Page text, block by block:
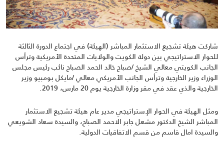
شاركت هيئة تشجيع الاستثمار المباشر (الهيئة) في اجتماع الدورة الثالثة
للحوار الاستراتيجي بين دولة الكويت والولايات المتحدة الأمريكية وترأس
الجانب الكويتي معالي الشيخ /صباح خالد الحمد الصباح نائب رئيس مجلس
الوزراء وزير الخارجية وترأس الجانب الأمريكي معالي /مايكل بومبيو وزير
الخارجية والذي عقد في مقر وزارة الخارجية يوم 20 مارس، 2019.
ومثل الهيئة في الحوار الإستراتيجي مدير عام هيئة تشجيع الاستثمار
المباشر الشيخ الدكتور مشعل جابر الاحمد الصباح، والسيدة سعاد الشويعي
والسيدة امال قاسم من قسم الاتفاقيات الدولية.